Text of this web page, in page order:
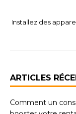
Installez des
ARTICLES
Comment un